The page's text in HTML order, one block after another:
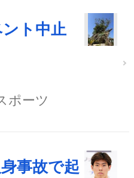
ト中止
ポーツ
事故で起